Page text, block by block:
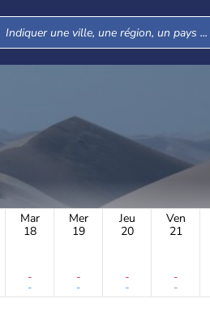
Mar
18
-
-
Mer
19
-
-
Jeu
20
-
-
Ven
21
-
-